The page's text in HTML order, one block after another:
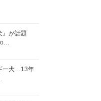
』が話題
ー犬…13年